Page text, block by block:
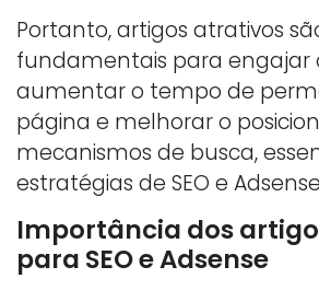
Portanto, artigos atrativos
fundamentais para engajar
aumentar o tempo de
página e melhorar o
mecanismos de busca,
estratégias de SEO e
Importância dos
para SEO e Adsense